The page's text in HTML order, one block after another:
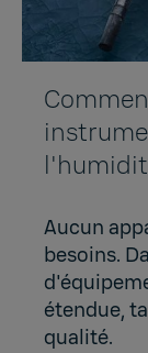
Aucun
besoins.
étendue,
qualité.